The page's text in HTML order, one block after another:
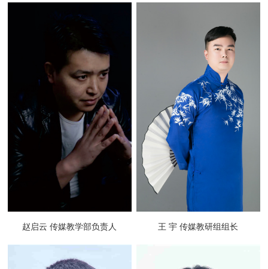
赵启云 传媒教学部负责人 王 宇 传媒教研组组长